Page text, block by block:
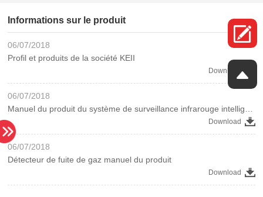
Informations sur le produit
06/07/2018
Profil et produits de la société KEII
Download
06/07/2018
Download
06/07/2018
Détecteur de fuite de gaz manuel du produit
Download